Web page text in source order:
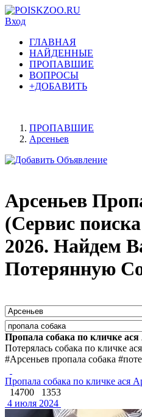
Вход
ГЛАВНАЯ
НАЙДЕННЫЕ
ПРОПАВШИЕ
ВОПРОСЫ
+ДОБАВИТЬ
ПРОПАВШИЕ
Арсеньев
Арсеньев
(Сервис
2026. Найдем
Потерянную
Пропала собака по кличке ася
Потерялась собака по кличке
#Арсеньев пропала собака
Пропала собака по кличке ася
14700
1353
4 июля 2024